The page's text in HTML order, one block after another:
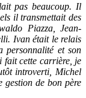
pas beaucoup. Il
il transmettait des
Piazza, Jean-
Ivan était le relais
personnalité et son
fait cette carrière, je
introverti, Michel
de bon père